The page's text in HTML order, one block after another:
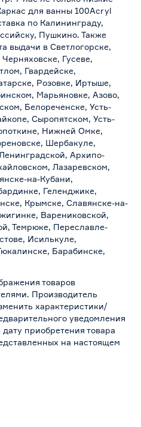
для ванны 100Acryl
по Калининграду,
Пушкино. Также
выдачи в Светлогорске,
Гусеве,
Гвардейске,
Розовке, Иртыше,
Марьяновке, Азово,
Белореченске, Усть-
Сыропятском, Усть-
Нижней Омке,
Шербакуле,
Архипо-
Лазаревском,
на-Кубани,
Геленджике,
Крымске, Славянске-на-
Варениковской,
Темрюке, Переславле-
Исилькуле,
Барабинске,
товаров
Производитель
характеристики/
уведомления
приобретения товара
на настоящем